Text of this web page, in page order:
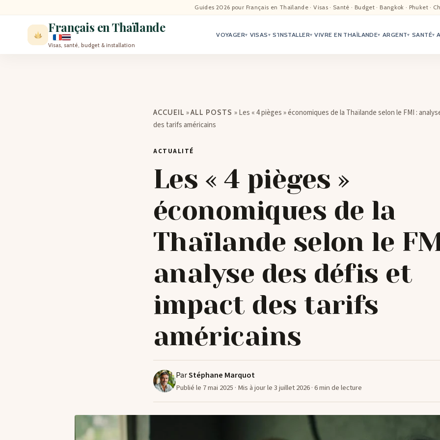
Guides 2026 pour Français en Thaïlande · Visas · Santé · Budget · Bangkok · Phuket ·
Français en Thaïlande
Visas, santé, budget & installation
VOYAGER▾ VISAS ▾ S'INSTALLER▾ VIVRE EN THAÏLANDE▾ ARGENT▾ SANTÉ▾
ACCUEIL
ACTUALITÉ
EXPATRIATION
CONTACTS
ACCUEIL »ALL POSTS »Les « 4 pièges » économiques de la Thaïlande selon le FMI :
des tarifs américains
ACTUALITÉ
Les « 4 pièges »
économiques de la
Thaïlande selon le
analyse des défis et
impact des tarifs
américains
ParStéphane Marquot
Publié le 7 mai 2025 · Mis à jour le 3 juillet 2026· 6 min de lecture